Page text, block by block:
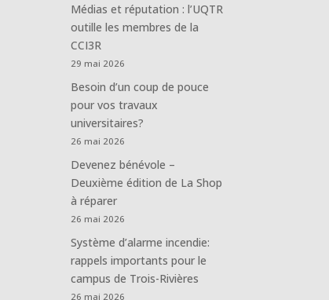
Médias et réputation : l’UQTR
outille les membres de la
CCI3R
29 mai 2026
Besoin d’un coup de pouce
pour vos travaux
universitaires?
26 mai 2026
Devenez bénévole –
Deuxième édition de La Shop
à réparer
26 mai 2026
Système d’alarme incendie:
rappels importants pour le
campus de Trois-Rivières
26 mai 2026